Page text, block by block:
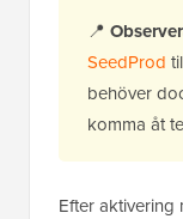
📍
SeedProd
behöver
komma åt
Efter